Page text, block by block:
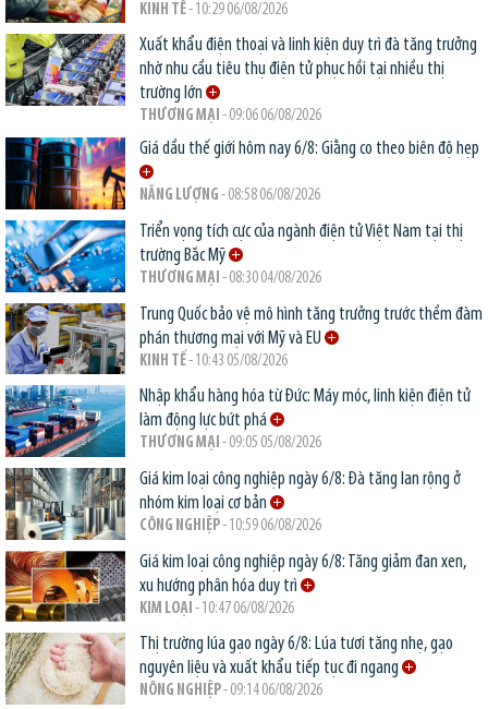
KINH TẾ- 10:29 06/08/2026
Xuất khẩu điện thoại và linh kiện duy trì đà tăng trưởng
nhờ nhu cầu tiêu thụ điện tử phục hồi tại nhiều thị
trường lớn
THƯƠNG MẠI - 09:06 06/08/2026
Giá dầu thế giới hôm nay 6/8: Giằng co theo biên độ hẹp
NĂNG LƯỢNG - 08:58 06/08/2026
Triển vọng tích cực của ngành điện tử Việt Nam tại thị
trường Bắc Mỹ
THƯƠNG MẠI - 08:30 04/08/2026
Trung Quốc bảo vệ mô hình tăng trưởng trước thềm đàm
phán thương mại với Mỹ và EU
KINH TẾ- 10:43 05/08/2026
Nhập khẩu hàng hóa từ Đức: Máy móc, linh kiện điện tử
làm động lực bứt phá
THƯƠNG MẠI - 09:05 05/08/2026
Giá kim loại công nghiệp ngày 6/8: Đà tăng lan rộng ở
nhóm kim loại cơ bản
CÔNG NGHIỆP- 10:59 06/08/2026
Giá kim loại công nghiệp ngày 6/8: Tăng giảm đan xen,
xu hướng phân hóa duy trì
KIM LOẠI - 10:47 06/08/2026
Thị trường lúa gạo ngày 6/8: Lúa tươi tăng nhẹ, gạo
nguyên liệu và xuất khẩu tiếp tục đi ngang
NÔNG NGHIỆP- 09:14 06/08/2026